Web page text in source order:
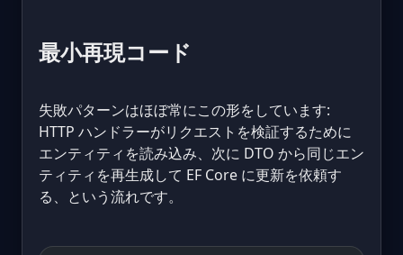
最小再現コード
失敗パターンはほぼ常にこの形をしています:
HTTP ハンドラーがリクエストを検証するために
エンティティを読み込み、次に DTO から同じエン
ティティを再生成して EF Core に更新を依頼す
る、という流れです。